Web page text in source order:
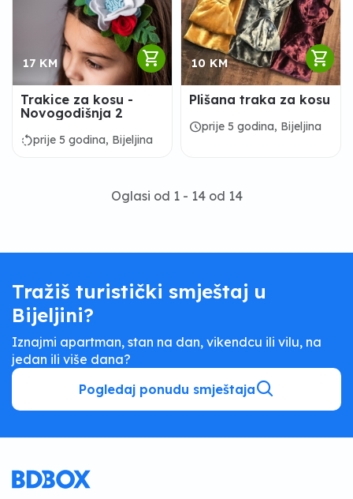
17 KM shopping_cart
Trakice za kosu -
Novogodišnja 2
rotate_leftprije 5 godina, Bijeljina
10 KM shopping_cart
Plišana traka za kosu
scheduleprije 5 godina, Bijeljina
Oglasi od 1 - 14 od 14
Tražiš turistički smještaj u
Bijeljini?
Iznajmi apartman, stan na dan, vikendcu ili vilu, na
jedan ili više dana?
Pogledaj ponudu smještaja